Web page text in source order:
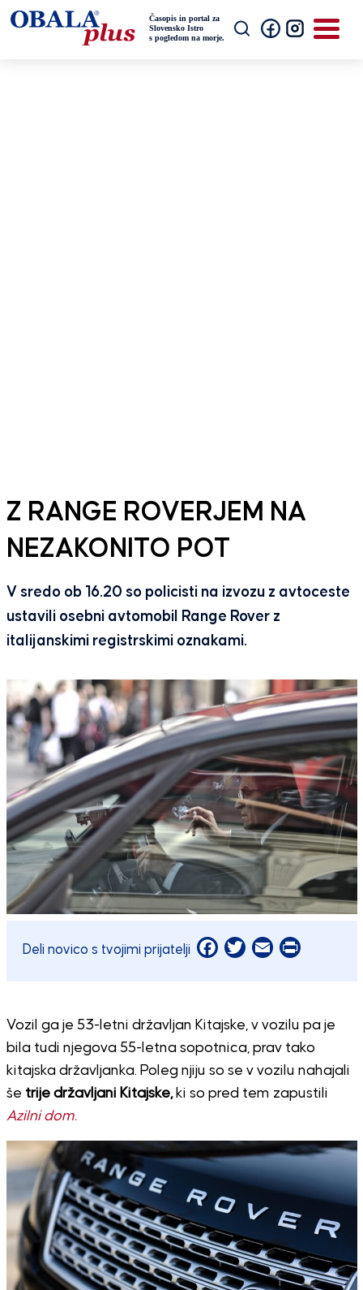
Z RANGE ROVERJEM NA
NEZAKONITO POT
V sredo ob 16.20 so policisti na izvozu z avtoceste
ustavili osebni avtomobil Range Rover z
italijanskimi registrskimi oznakami.
Deli novico s tvojimi prijatelji Facebook
Twitter
EmailPrint
Vozil ga je 53-letni državljan Kitajske, v vozilu pa je
bila tudi njegova 55-letna sopotnica, prav tako
kitajska državljanka. Poleg njiju so se v vozilu nahajali
še trije državljani Kitajske,ki so pred tem zapustili
Azilni dom.